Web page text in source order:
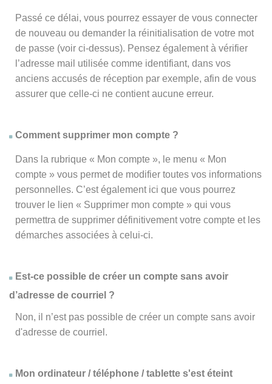
Passé ce délai, vous pourrez essayer de vous connecter
de nouveau ou demander la réinitialisation de votre mot
de passe (voir ci-dessus). Pensez également à vérifier
l’adresse mail utilisée comme identifiant, dans vos
anciens accusés de réception par exemple, afin de vous
assurer que celle-ci ne contient aucune erreur.
Comment supprimer mon compte ?
Dans la rubrique « Mon compte », le menu « Mon
compte » vous permet de modifier toutes vos informations
personnelles. C’est également ici que vous pourrez
trouver le lien « Supprimer mon compte » qui vous
permettra de supprimer définitivement votre compte et les
démarches associées à celui-ci.
Est-ce possible de créer un compte sans avoir
d’adresse de courriel ?
Non, il n’est pas possible de créer un compte sans avoir
d'adresse de courriel.
Mon ordinateur / téléphone / tablette s'est éteint